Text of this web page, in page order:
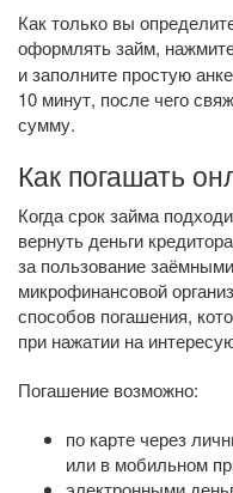
Как только вы
оформлять займ,
и заполните простую
10 минут, после чего
сумму.
Как погашать
Когда срок займа
вернуть деньги
за пользование
микрофинансовой
способов погашения,
при нажатии на
Погашение возможно:
по карте через
или в мобильном